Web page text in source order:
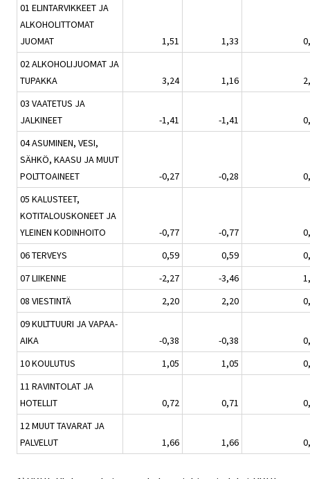
01 ELINTARVIKKEET JA
ALKOHOLITTOMAT
JUOMAT
1,51 1,33
02 ALKOHOLIJUOMAT JA
TUPAKKA
3,24 1,16
03 VAATETUS JA
JALKINEET
-1,41 -1,41
04 ASUMINEN, VESI,
SÄHKÖ, KAASU JA MUUT
POLTTOAINEET
-0,27 -0,28
05 KALUSTEET,
KOTITALOUSKONEET JA
YLEINEN KODINHOITO
-0,77 -0,77
06 TERVEYS
0,59 0,59
07 LIIKENNE
-2,27 -3,46
08 VIESTINTÄ
2,20 2,20
09 KULTTUURI JA VAPAA-
AIKA
-0,38 -0,38
10 KOULUTUS
1,05 1,05
11 RAVINTOLAT JA
HOTELLIT
0,72 0,71
12 MUUT TAVARAT JA
PALVELUT
1,66 1,66